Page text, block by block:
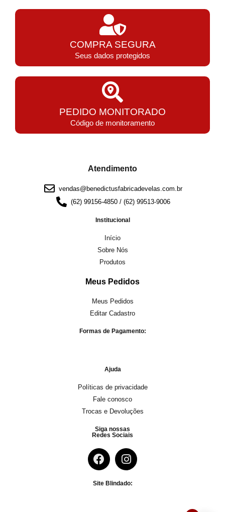
COMPRA SEGURA
Seus dados protegidos
PEDIDO MONITORADO
Código de monitoramento
Atendimento
vendas@benedictusfabricadevelas.com.br
(62) 99156-4850 / (62) 99513-9006
Institucional
Início
Sobre Nós
Produtos
Meus Pedidos
Meus Pedidos
Editar Cadastro
Formas de Pagamento:
Ajuda
Políticas de privacidade
Fale conosco
Trocas e Devoluções
Siga nossas
Redes Sociais
Site Blindado: